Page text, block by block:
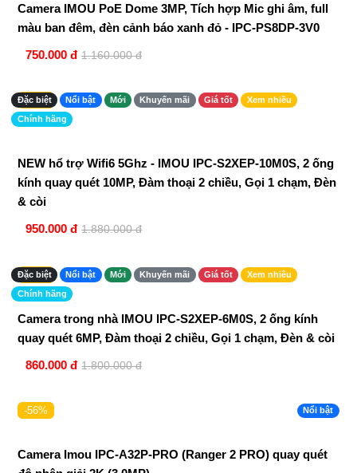
Camera IMOU PoE Dome 3MP, Tích hợp Mic ghi âm, full
màu ban đêm, đèn cảnh báo xanh đỏ - IPC-PS8DP-3V0
750.000 đ 1.160.000 đ
Đặc biệt Nổi bật Mới Khuyến mãi Giá tốt
Xem nhiều
Chính hãng
-49%
NEW hổ trợ Wifi6 5Ghz - IMOU IPC-S2XEP-10M0S, 2 ống
kính quay quét 10MP, Đàm thoại 2 chiều, Gọi 1 chạm, Đèn
& còi
950.000 đ 1.880.000 đ
Đặc biệt Nổi bật Mới Khuyến mãi Giá tốt
Xem nhiều
Chính hãng
-52%
Camera trong nhà IMOU IPC-S2XEP-6M0S, 2 ống kính
quay quét 6MP, Đàm thoại 2 chiều, Gọi 1 chạm, Đèn & còi
860.000 đ 1.800.000 đ
Nổi bật
-56%
Camera Imou IPC-A32P-PRO (Ranger 2 PRO) quay quét